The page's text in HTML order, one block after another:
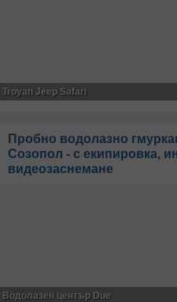
Troyan Jeep Safari
Пробно водолазно
Созопол - с екипировка,
видеозаснемане
Водолазен център Due